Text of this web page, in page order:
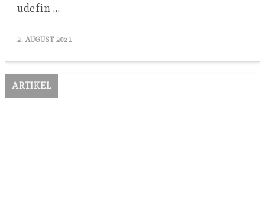
udefin …
2. AUGUST 2021
ARTIKEL